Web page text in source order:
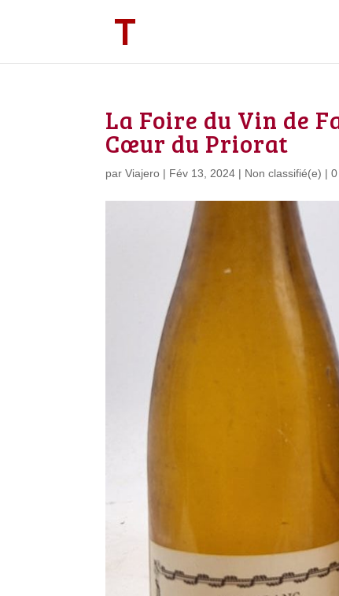
La Foire du Vin de
Cœur du Priorat
parViajero | Fév 13, 2024 | Non classifié(e) |